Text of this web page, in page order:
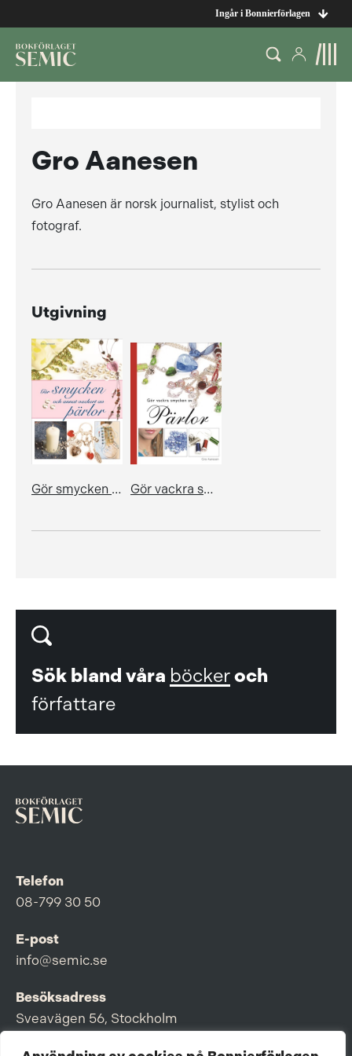
Ingår i Bonnierförlagen
Gro Aanesen
Gro Aanesen är norsk journalist, stylist och
fotograf.
Utgivning
Gör smycken och annat vackert av pärlor Gör vackra smycken av pärlor
Sök bland våra böckeroch
författare
Telefon
08-799 30 50
E-post
info@semic.se
Besöksadress
Sveavägen 56, Stockholm